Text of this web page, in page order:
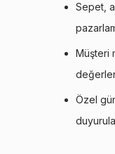
Sepet,
Müşteri
Özel